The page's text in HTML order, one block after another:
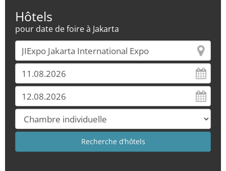
Hôtels
pour date de foire à Jakarta